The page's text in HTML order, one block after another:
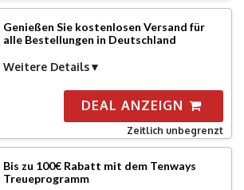
Genießen Sie kostenlosen Versand für
alle Bestellungen in Deutschland
Weitere Details
DEAL ANZEIGN
Zeitlich unbegrenzt
Bis zu 100€ Rabatt mit dem Tenways
Treueprogramm